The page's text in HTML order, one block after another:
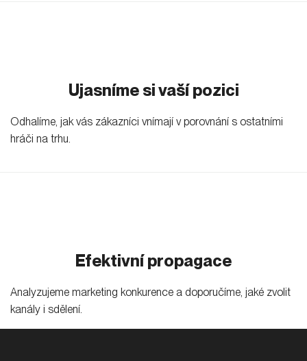
Ujasníme si vaší pozici
Odhalíme, jak vás zákazníci vnímají v porovnání s ostatními
hráči na trhu.
Efektivní propagace
Analyzujeme marketing konkurence a doporučíme, jaké zvolit
kanály i sdělení.